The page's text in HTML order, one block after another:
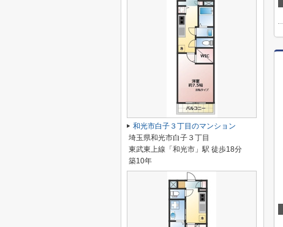
和光市白子３丁目のマンション
埼玉県和光市白子３丁目
東武東上線「和光市」駅 徒歩18分
築10年